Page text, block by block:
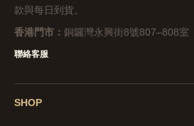
款與每日到貨。
香港門市： 銅鑼灣永興街8號807–808室
聯絡客服
SHOP